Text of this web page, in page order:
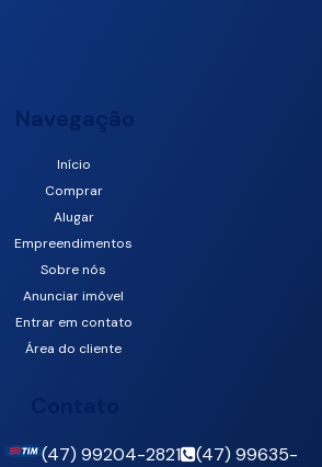
Navegação
Início
Comprar
Alugar
Empreendimentos
Sobre nós
Anunciar imóvel
Entrar em contato
Área do cliente
(47) 99204-2821
(47) 99635-